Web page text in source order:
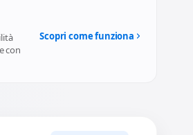
con
Scopri come funziona